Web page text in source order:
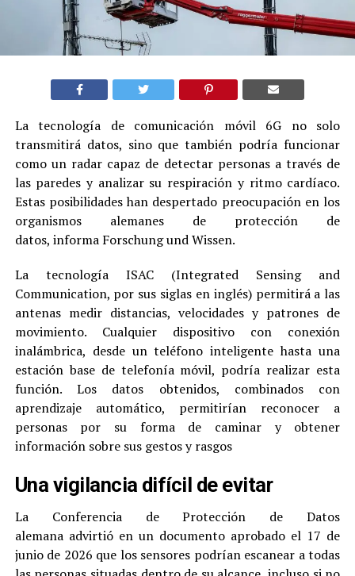
La tecnología de comunicación móvil 6G no solo
transmitirá datos, sino que también podría funcionar
como un radar capaz de detectar personas a través de
las paredes y analizar su respiración y ritmo cardíaco.
Estas posibilidades han despertado preocupación en los
organismos alemanes de protección de
datos, informa Forschung und Wissen.
La tecnología ISAC (Integrated Sensing and
Communication, por sus siglas en inglés) permitirá a las
antenas medir distancias, velocidades y patrones de
movimiento. Cualquier dispositivo con conexión
inalámbrica, desde un teléfono inteligente hasta una
estación base de telefonía móvil, podría realizar esta
función. Los datos obtenidos, combinados con
aprendizaje automático, permitirían reconocer a
personas por su forma de caminar y obtener
información sobre sus gestos y rasgos
Una vigilancia difícil de evitar
La Conferencia de Protección de Datos
alemana advirtió en un documento aprobado el 17 de
junio de 2026 que los sensores podrían escanear a todas